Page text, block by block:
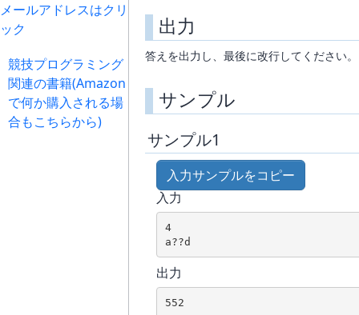
メールアドレスはクリ
ック
競技プログラミング
関連の書籍(Amazon
で何か購入される場
合もこちらから)
出力
答えを出力し、最後に改行してください。
サンプル
サンプル1
入力サンプルをコピー
入力
4
a??d
出力
552